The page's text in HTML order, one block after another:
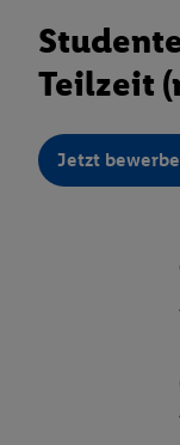
Teilzeit
Jetzt